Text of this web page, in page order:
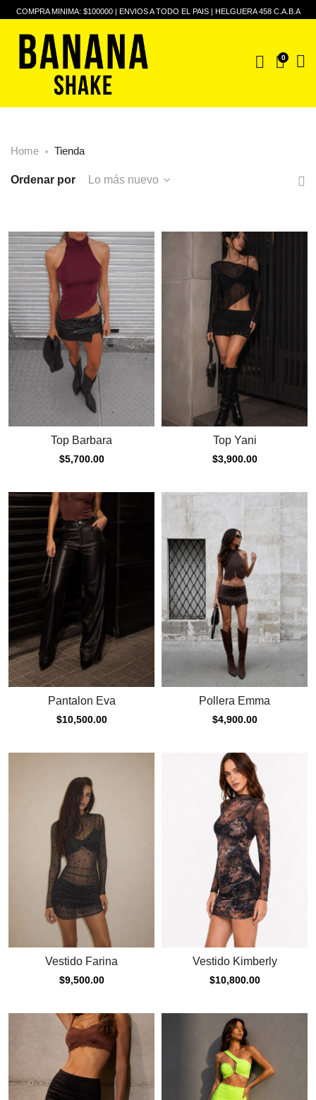
COMPRA MINIMA: $100000 | ENVIOS A TODO EL PAIS | HELGUERA 458 C.A.B.A
0
Home Tienda
Ordenar por Lo más nuevo
Top Barbara
$5,700.00
Top Yani
$3,900.00
Pantalon Eva
$10,500.00
Pollera Emma
$4,900.00
Vestido Farina
$9,500.00
Vestido Kimberly
$10,800.00